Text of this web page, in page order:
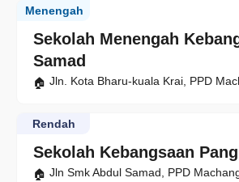
Sekolah Menengah
Samad
Menengah
Jln. Kota Bharu-kuala Krai, PPD
Sekolah Kebangsaan
Rendah
Jln Smk Abdul Samad, PPD